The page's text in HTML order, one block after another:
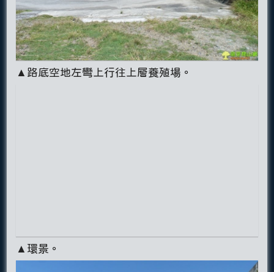
▲路底空地左彎上行往上層養殖場。
▲環景。